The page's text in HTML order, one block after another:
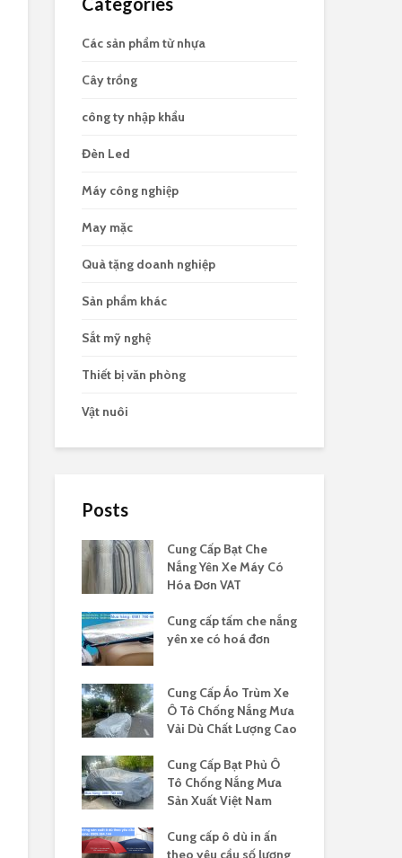
Các sản phẩm từ nhựa
Cây trồng
công ty nhập khẩu
Đèn Led
Máy công nghiệp
May mặc
Quà tặng doanh nghiệp
Sản phẩm khác
Sắt mỹ nghệ
Thiết bị văn phòng
Vật nuôi
Posts
Cung Cấp Bạt Che
Nắng Yên Xe Máy Có
Hóa Đơn VAT
Cung cấp tấm che nắng
yên xe có hoá đơn
Cung Cấp Áo Trùm Xe
Ô Tô Chống Nắng Mưa
Vải Dù Chất Lượng Cao
Cung Cấp Bạt Phủ Ô
Tô Chống Nắng Mưa
Sản Xuất Việt Nam
Cung cấp ô dù in ấn
theo yêu cầu số lượng